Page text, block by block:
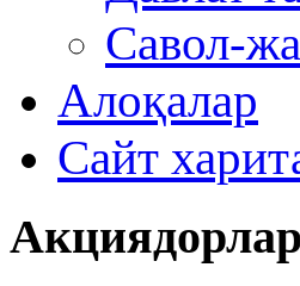
Савол-
Алоқалар
Сайт